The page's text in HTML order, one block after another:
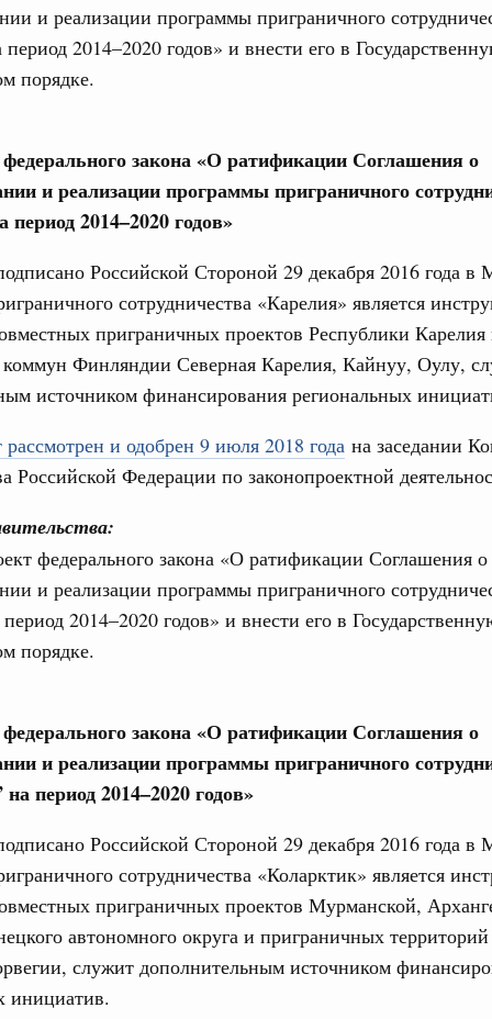
и реализации программы приграничного
2014–2020 годов» и внести его в
порядке.
закона «О ратификации Соглашения о
и реализации программы приграничного
период 2014–2020 годов»
Российской Стороной 29 декабря 2016 года в
сотрудничества «Карелия» является
приграничных проектов Республики Карелия
Финляндии Северная Карелия, Кайнуу, Оулу,
источником финансирования региональных
рассмотрен и одобрен 9 июля 2018 года на заседании
Российской Федерации по законопроектной
федерального закона «О ратификации Соглашения о
и реализации программы приграничного
2014–2020 годов» и внести его в
порядке.
закона «О ратификации Соглашения о
и реализации программы приграничного
период 2014–2020 годов»
Российской Стороной 29 декабря 2016 года в
сотрудничества «Коларктик» является
приграничных проектов Мурманской,
автономного округа и приграничных
служит дополнительным источником
инициатив.